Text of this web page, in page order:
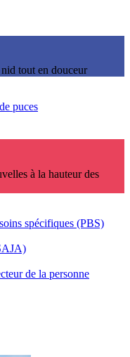
tout en douceur
puces
à la hauteur des
spécifiques (PBS)
de la personne